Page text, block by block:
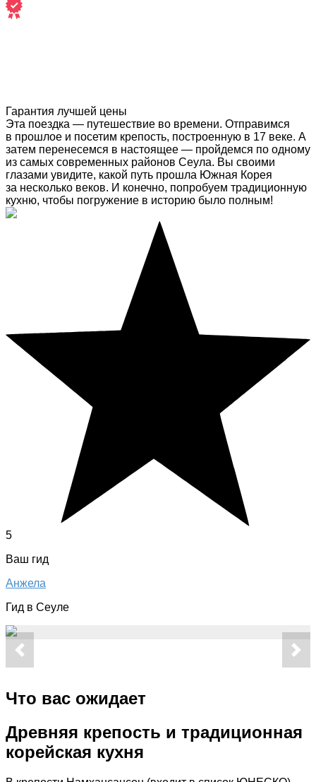
Гарантия лучшей цены
Эта поездка — путешествие во времени. Отправимся
в прошлое и посетим крепость, построенную в 17 веке. А
затем перенесемся в настоящее — пройдемся по одному
из самых современных районов Сеула. Вы своими
глазами увидите, какой путь прошла Южная Корея
за несколько веков. И конечно, попробуем традиционную
кухню, чтобы погружение в историю было полным!
5
Ваш гид
Анжела
Гид в Сеуле
Что вас ожидает
Древняя крепость и традиционная
корейская кухня